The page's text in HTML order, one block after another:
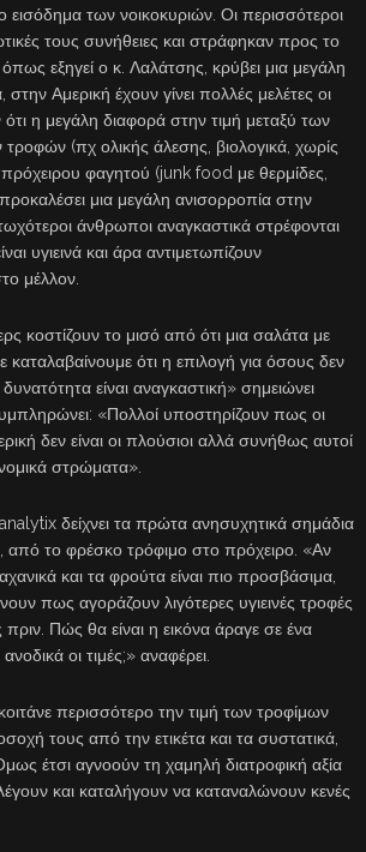
εισόδημα των νοικοκυριών. Οι περισσότεροι
τους συνήθειες και στράφηκαν προς το
εξηγεί ο κ. Λαλάτσης, κρύβει μια μεγάλη
Αμερική έχουν γίνει πολλές μελέτες οι
η μεγάλη διαφορά στην τιμή μεταξύ των
τροφών (πχ ολικής άλεσης, βιολογικά, χωρίς
φαγητού (junk food με θερμίδες,
μια μεγάλη ανισορροπία στην
άνθρωποι αναγκαστικά στρέφονται
υγιεινά και άρα αντιμετωπίζουν
μέλλον.
κοστίζουν το μισό από ότι μια σαλάτα με
καταλαβαίνουμε ότι η επιλογή για όσους δεν
είναι αναγκαστική» σημειώνει
«Πολλοί υποστηρίζουν πως οι
δεν είναι οι πλούσιοι αλλά συνήθως αυτοί
στρώματα».
δείχνει τα πρώτα ανησυχητικά σημάδια
από το φρέσκο τρόφιμο στο πρόχειρο. «Αν
και τα φρούτα είναι πιο προσβάσιμα,
πως αγοράζουν λιγότερες υγιεινές τροφές
πριν. Πώς θα είναι η εικόνα άραγε σε ένα
οι τιμές;» αναφέρει.
περισσότερο την τιμή των τροφίμων
τους από την ετικέτα και τα συστατικά,
έτσι αγνοούν τη χαμηλή διατροφική αξία
και καταλήγουν να καταναλώνουν κενές